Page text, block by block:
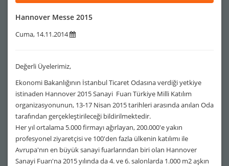
Hannover Messe 2015
Cuma, 14.11.2014
Değerli Üyelerimiz,
Ekonomi Bakanlığının İstanbul Ticaret Odasına verdiği yetkiye
istinaden Hannover 2015 Sanayi Fuarı Türkiye Milli Katılım
organizasyonunun, 13-17 Nisan 2015 tarihleri arasında anılan Oda
tarafından gerçekleştirileceği bildirilmektedir.
Her yıl ortalama 5.000 firmayı ağırlayan, 200.000'e yakın
profesyonel ziyaretçisi ve 100'den fazla ülkenin katılımı ile
Avrupa'nın en büyük sanayi fuarlarından biri olan Hannover
Sanayi Fuarı'na 2015 yılında da 4. ve 6. salonlarda 1.000 m2 aşkın